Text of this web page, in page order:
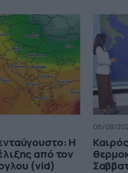
Η
από τον
(vid)
06/08/